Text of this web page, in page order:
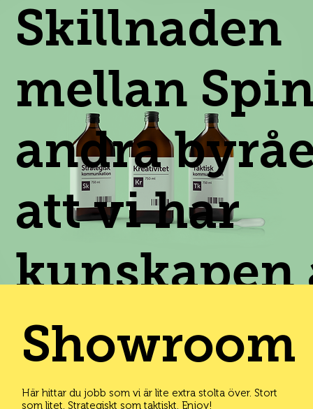
Skillnaden
mellan
andra
att vi har
kunskapen
bygga
Showroom
Här hittar du jobb som vi är lite extra stolta över. Stort
som litet. Strategiskt som taktiskt. Enjoy!